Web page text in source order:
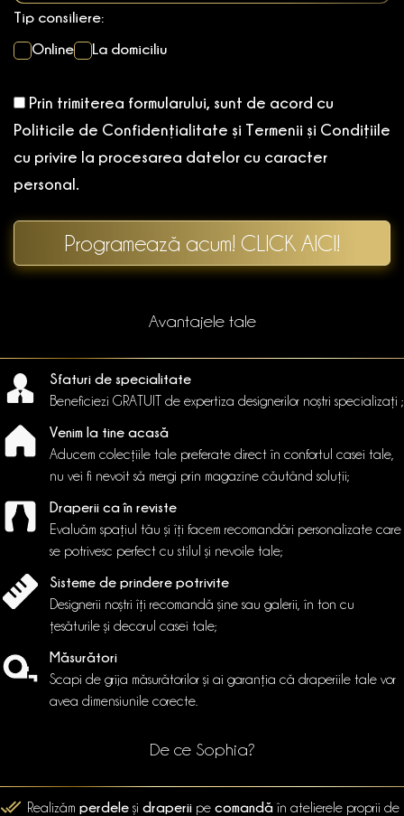
Tip consiliere:
Online
La domiciliu
Prin trimiterea formularului, sunt de acord cu
Politicile de Confidențialitate și Termenii și Condițiile
cu privire la procesarea datelor cu caracter
personal.
Programează acum! CLICK AICI!
Avantajele tale
Sfaturi de specialitate
Beneficiezi GRATUIT de expertiza designerilor noștri specializați ;
Venim la tine acasă
Aducem colecțiile tale preferate direct în confortul casei tale,
nu vei fi nevoit să mergi prin magazine căutând soluții;
Draperii ca în reviste
Evaluăm spațiul tău și îți facem recomandări personalizate care
se potrivesc perfect cu stilul și nevoile tale;
Sisteme de prindere potrivite
Designerii noștri îți recomandă șine sau galerii, în ton cu
țesăturile și decorul casei tale;
Măsurători
Scapi de grija măsurătorilor și ai garanția că draperiile tale vor
avea dimensiunile corecte.
De ce Sophia?
Realizăm perdele și draperii pe comandă în atelierele proprii de